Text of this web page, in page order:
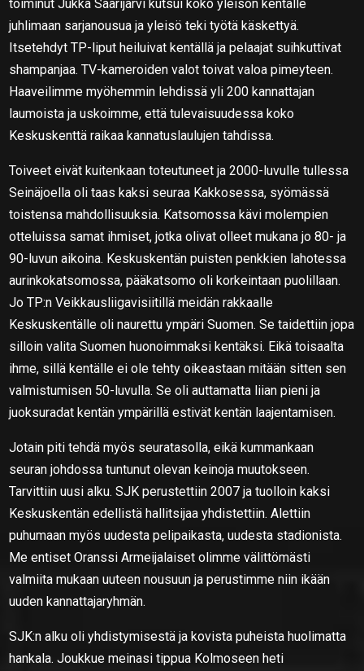
toiminut Jukka Saarijärvi kutsui koko yleisön kentälle
juhlimaan sarjanousua ja yleisö teki työtä käskettyä.
Itsetehdyt TP-liput heiluivat kentällä ja pelaajat suihkuttivat
shampanjaa. TV-kameroiden valot toivat valoa pimeyteen.
Haaveilimme myöhemmin lehdissä yli 200 kannattajan
laumoista ja uskoimme, että tulevaisuudessa koko
Keskuskenttä raikaa kannatuslaulujen tahdissa.
Toiveet eivät kuitenkaan toteutuneet ja 2000-luvulle tullessa
Seinäjoella oli taas kaksi seuraa Kakkosessa, syömässä
toistensa mahdollisuuksia. Katsomossa kävi molempien
otteluissa samat ihmiset, jotka olivat olleet mukana jo 80- ja
90-luvun aikoina. Keskuskentän puisten penkkien lahotessa
aurinkokatsomossa, pääkatsomo oli korkeintaan puolillaan.
Jo TP:n Veikkausliigavisiitillä meidän rakkaalle
Keskuskentälle oli naurettu ympäri Suomen. Se taidettiin jopa
silloin valita Suomen huonoimmaksi kentäksi. Eikä toisaalta
ihme, sillä kentälle ei ole tehty oikeastaan mitään sitten sen
valmistumisen 50-luvulla. Se oli auttamatta liian pieni ja
juoksuradat kentän ympärillä estivät kentän laajentamisen.
Jotain piti tehdä myös seuratasolla, eikä kummankaan
seuran johdossa tuntunut olevan keinoja muutokseen.
Tarvittiin uusi alku. SJK perustettiin 2007 ja tuolloin kaksi
Keskuskentän edellistä hallitsijaa yhdistettiin. Alettiin
puhumaan myös uudesta pelipaikasta, uudesta stadionista.
Me entiset Oranssi Armeijalaiset olimme välittömästi
valmiita mukaan uuteen nousuun ja perustimme niin ikään
uuden kannattajaryhmän.
SJK:n alku oli yhdistymisestä ja kovista puheista huolimatta
hankala. Joukkue meinasi tippua Kolmoseen heti